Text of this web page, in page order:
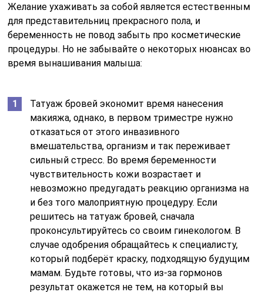
Желание ухаживать за собой является естественным
для представительниц прекрасного пола, и
беременность не повод забыть про косметические
процедуры. Но не забывайте о некоторых нюансах во
время вынашивания малыша:
Татуаж бровей экономит время нанесения
макияжа, однако, в первом триместре нужно
отказаться от этого инвазивного
вмешательства, организм и так переживает
сильный стресс. Во время беременности
чувствительность кожи возрастает и
невозможно предугадать реакцию организма на
и без того малоприятную процедуру. Если
решитесь на татуаж бровей, сначала
проконсультируйтесь со своим гинекологом. В
случае одобрения обращайтесь к специалисту,
который подберёт краску, подходящую будущим
мамам. Будьте готовы, что из-за гормонов
результат окажется не тем, на который вы